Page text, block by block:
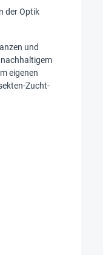
der Optik
und
eigenen
Zucht-